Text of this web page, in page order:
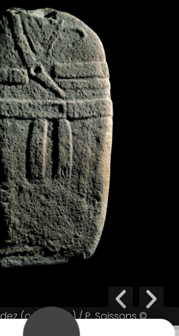
© musée Fenaille, Rodez (coll. SLSAA) / P. Soissons
© musée Fenaille, Rodez (coll. SLSAA) / P. Soissons
© musée Fenaille, Rodez (coll. SLSAA) / P. Soissons
© musée Fenaille, Rodez (coll. SLSAA) / P. Soissons